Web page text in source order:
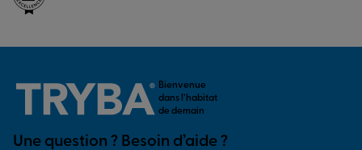
Bienvenue
dans l’habitat
de demain
Une question ? Besoin d’aide ?